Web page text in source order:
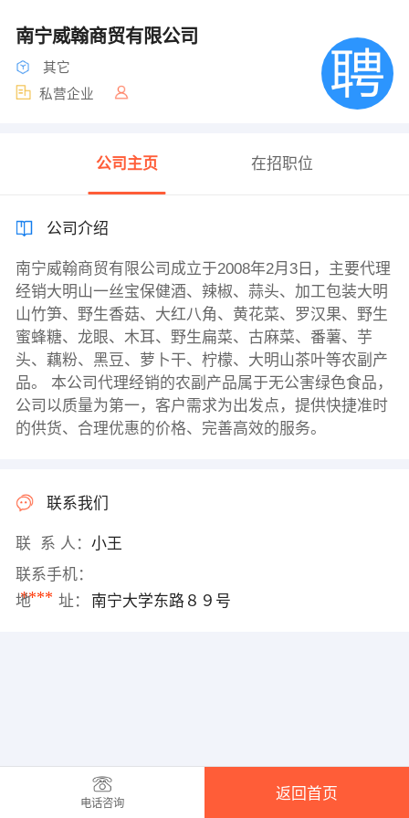
南宁威翰商贸有限公司
其它
私营企业
公司主页 在招职位
公司介绍
南宁威翰商贸有限公司成立于2008年2月3日，主要代理
经销大明山一丝宝保健酒、辣椒、蒜头、加工包装大明
山竹笋、野生香菇、大红八角、黄花菜、罗汉果、野生
蜜蜂糖、龙眼、木耳、野生扁菜、古麻菜、番薯、芋
头、藕粉、黑豆、萝卜干、柠檬、大明山茶叶等农副产
品。 本公司代理经销的农副产品属于无公害绿色食品，
公司以质量为第一，客户需求为出发点，提供快捷准时
的供货、合理优惠的价格、完善高效的服务。
联系我们
联 系 人： 小王
联系手机：
****
地 址： 南宁大学东路８９号
电话咨询
返回首页